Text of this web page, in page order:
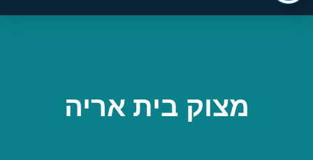
מצוק בית אריה